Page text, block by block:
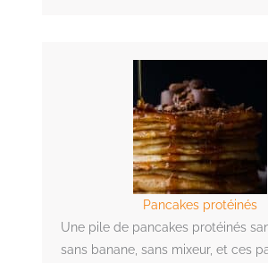
Pancakes protéinés
Une pile de pancakes protéinés
sans banane, sans mixeur, et ces